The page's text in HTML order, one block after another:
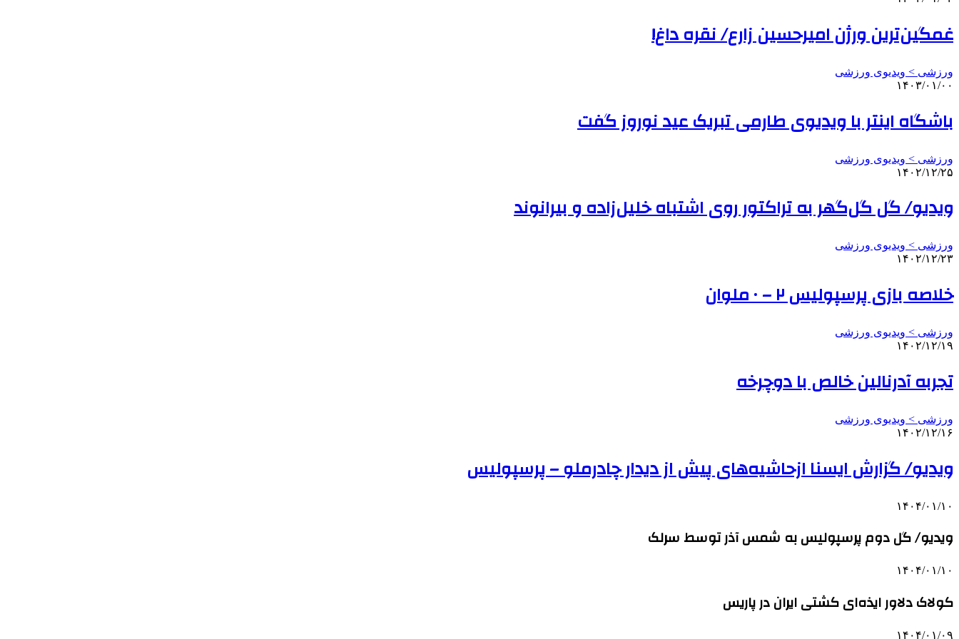
غمگین‌ترین ورژن امیرحسین زارع/ نقره داغ!
ورزشی > ویدیوی ورزشی
۱۴۰۳/۰۱/۰۰
باشگاه اینتر با ویدیوی طارمی تبریک عید نوروز گفت
ورزشی > ویدیوی ورزشی
۱۴۰۲/۱۲/۲۵
ویدیو/ گل گل‌گهر به تراکتور روی اشتباه خلیل‌زاده و بیرانوند
ورزشی > ویدیوی ورزشی
۱۴۰۲/۱۲/۲۳
خلاصه بازی پرسپولیس ۲ – ۰ ملوان
ورزشی > ویدیوی ورزشی
۱۴۰۲/۱۲/۱۹
تجربه آدرنالین خالص با دوچرخه
ورزشی > ویدیوی ورزشی
۱۴۰۲/۱۲/۱۶
ویدیو/ گزارش ایسنا ازحاشیه‌های پیش از دیدار چادرملو – پرسپولیس
۱۴۰۴/۰۱/۱۰
ویدیو/ گل دوم پرسپولیس به شمس آذر توسط سرلک
۱۴۰۴/۰۱/۱۰
کولاک دلاور ایذه‌ای کشتی ایران در پاریس
۱۴۰۴/۰۱/۰۹